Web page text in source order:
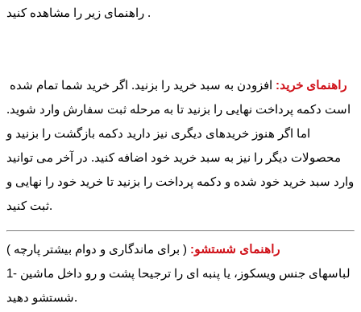
راهنمای زیر را مشاهده کنید .
راهنمای خرید: افزودن به سبد خرید را بزنید. اگر خرید شما تمام شده
است دکمه پرداخت نهایی را بزنید تا به مرحله ثبت سفارش وارد شوید.
اما اگر هنوز خریدهای دیگری نیز دارید دکمه بازگشت را بزنید و
محصولات دیگر را نیز به سبد خرید خود اضافه کنید. در آخر می توانید
وارد سبد خرید خود شده و دکمه پرداخت را بزنید تا خرید خود را نهایی و
ثبت کنید.
راهنمای شستشو: ( برای ماندگاری و دوام بیشتر پارچه )
1- لباسهای جنس ویسکوز، یا پنبه ای را ترجیحا پشت و رو داخل ماشین
شستشو دهید.